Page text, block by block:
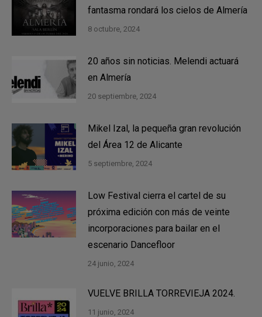
fantasma rondará los cielos de Almería
8 octubre, 2024
20 años sin noticias. Melendi actuará
en Almería
20 septiembre, 2024
Mikel Izal, la pequeña gran revolución
del Área 12 de Alicante
5 septiembre, 2024
Low Festival cierra el cartel de su
próxima edición con más de veinte
incorporaciones para bailar en el
escenario Dancefloor
24 junio, 2024
VUELVE BRILLA TORREVIEJA 2024.
11 junio, 2024